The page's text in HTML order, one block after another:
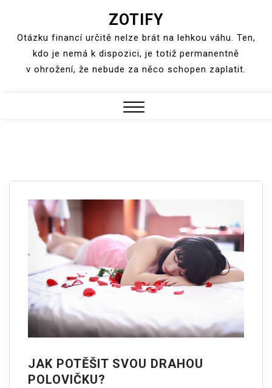
content
ZOTIFY
Otázku financí určitě nelze brát na lehkou váhu. Ten,
kdo je nemá k dispozici, je totiž permanentně
v ohrožení, že nebude za něco schopen zaplatit.
JAK POTĚŠIT SVOU DRAHOU
POLOVIČKU?